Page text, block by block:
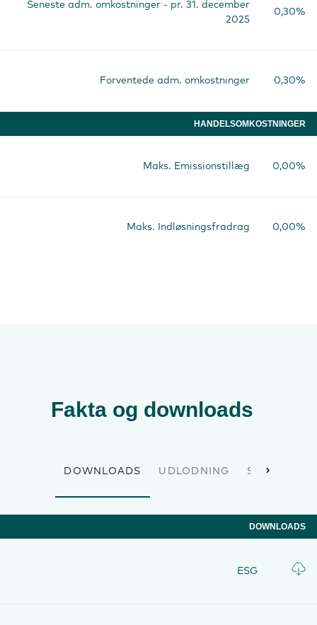
Seneste adm. omkostninger - pr. 31. december
2025
0,30%
Forventede adm. omkostninger 0,30%
HANDELSOMKOSTNINGER
Maks. Emissionstillæg 0,00%
Maks. Indløsningsfradrag 0,00%
Fakta og downloads
DOWNLOADS UDLODNING STAMDATA
DOWNLOADS
ESG